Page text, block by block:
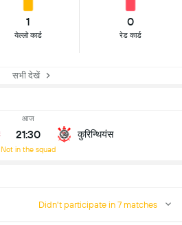
1
येल्लो कार्ड
0
रेड कार्ड
सभी देखें
आज
21:30
Not in the squad
कुरिन्थियंस
Didn't participate in 7 matches